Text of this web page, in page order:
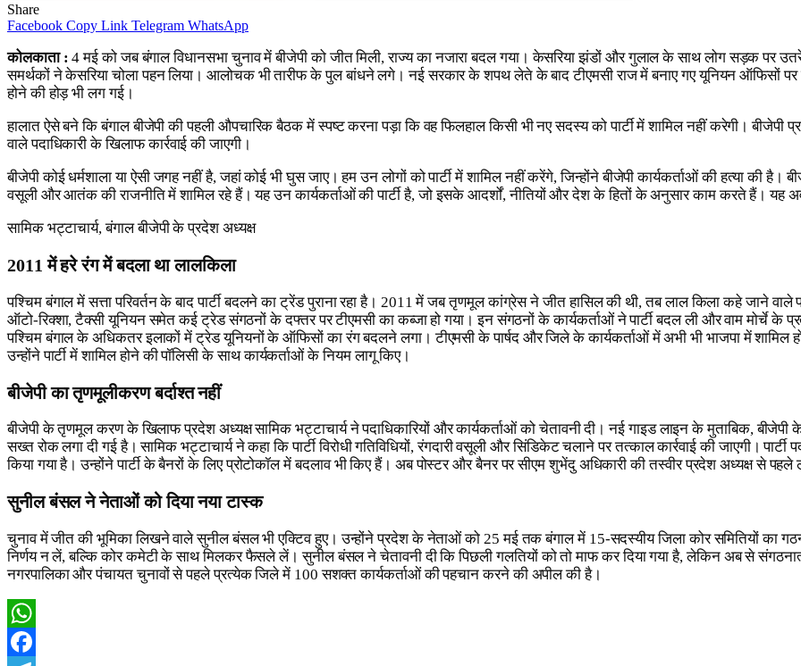
Share
Facebook Copy Link Telegram WhatsApp
कोलकाता : 4 मई को जब बंगाल विधानसभा चुनाव में बीजेपी को जीत मिली, राज्य का नजारा बदल गया। केसरिया झंडों और गुलाल के साथ लोग सड़क पर
समर्थकों ने केसरिया चोला पहन लिया। आलोचक भी तारीफ के पुल बांधने लगे। नई सरकार के शपथ लेते के बाद टीएमसी राज में बनाए गए यूनियन ऑफिसों
होने की होड़ भी लग गई।
हालात ऐसे बने कि बंगाल बीजेपी की पहली औपचारिक बैठक में स्पष्ट करना पड़ा कि वह फिलहाल किसी भी नए सदस्य को पार्टी में शामिल नहीं करेगी। बीजेपी
वाले पदाधिकारी के खिलाफ कार्रवाई की जाएगी।
बीजेपी कोई धर्मशाला या ऐसी जगह नहीं है, जहां कोई भी घुस जाए। हम उन लोगों को पार्टी में शामिल नहीं करेंगे, जिन्होंने बीजेपी कार्यकर्ताओं की हत्या की
वसूली और आतंक की राजनीति में शामिल रहे हैं। यह उन कार्यकर्ताओं की पार्टी है, जो इसके आदर्शों, नीतियों और देश के हितों के अनुसार काम करते हैं। यह
सामिक भट्टाचार्य, बंगाल बीजेपी के प्रदेश अध्यक्ष
2011 में हरे रंग में बदला था लालकिला
पश्चिम बंगाल में सत्ता परिवर्तन के बाद पार्टी बदलने का ट्रेंड पुराना रहा है। 2011 में जब तृणमूल कांग्रेस ने जीत हासिल की थी, तब लाल किला कहे जाने वाले
ऑटो-रिक्शा, टैक्सी यूनियन समेत कई ट्रेड संगठनों के दफ्तर पर टीएमसी का कब्जा हो गया। इन संगठनों के कार्यकर्ताओं ने पार्टी बदल ली और वाम मोर्चे
पश्चिम बंगाल के अधिकतर इलाकों में ट्रेड यूनियनों के ऑफिसों का रंग बदलने लगा। टीएमसी के पार्षद और जिले के कार्यकर्ताओं में अभी भी भाजपा में
उन्होंने पार्टी में शामिल होने की पॉलिसी के साथ कार्यकर्ताओं के नियम लागू किए।
बीजेपी का तृणमूलीकरण बर्दाश्त नहीं
बीजेपी के तृणमूल करण के खिलाफ प्रदेश अध्यक्ष सामिक भट्टाचार्य ने पदाधिकारियों और कार्यकर्ताओं को चेतावनी दी। नई गाइड लाइन के मुताबिक, बीजेपी के
सख्त रोक लगा दी गई है। सामिक भट्टाचार्य ने कहा कि पार्टी विरोधी गतिविधियों, रंगदारी वसूली और सिंडिकेट चलाने पर तत्काल कार्रवाई की जाएगी।
किया गया है। उन्होंने पार्टी के बैनरों के लिए प्रोटोकॉल में बदलाव भी किए हैं। अब पोस्टर और बैनर पर सीएम शुभेंदु अधिकारी की तस्वीर प्रदेश अध्यक्ष से पहले
सुनील बंसल ने नेताओं को दिया नया टास्क
चुनाव में जीत की भूमिका लिखने वाले सुनील बंसल भी एक्टिव हुए। उन्होंने प्रदेश के नेताओं को 25 मई तक बंगाल में 15-सदस्यीय जिला कोर समितियों का गठन
निर्णय न लें, बल्कि कोर कमेटी के साथ मिलकर फैसले लें। सुनील बंसल ने चेतावनी दी कि पिछली गलतियों को तो माफ कर दिया गया है, लेकिन अब से
नगरपालिका और पंचायत चुनावों से पहले प्रत्येक जिले में 100 सशक्त कार्यकर्ताओं की पहचान करने की अपील की है।
WhatsApp